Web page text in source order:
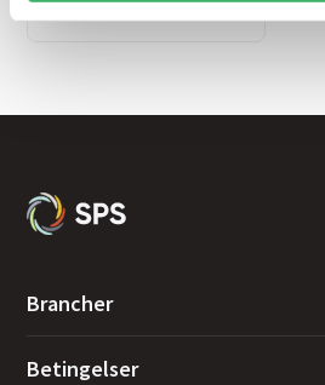
E:cta@sps-dk.com
Brancher
Betingelser